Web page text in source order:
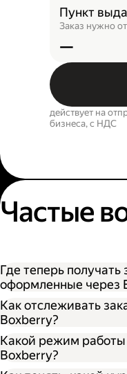
Пункт
Заказ нужно
—
действует на
бизнеса, c НДС
Частые
Где теперь получать
оформленные через
Как отслеживать
Boxberry?
Какой режим
Boxberry?